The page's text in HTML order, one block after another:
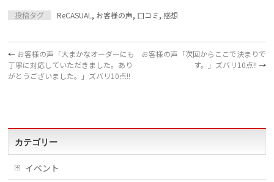
投稿タグ ReCASUAL , お客様の声, 口コミ,感想
← お客様の声「大まかなオーダーにも
丁寧に対応していただきました。あり
がとうございました。」ズバリ10点!!
お客様の声「次回からここで決まりで
す。」ズバリ10点!! →
カテゴリー
イベント